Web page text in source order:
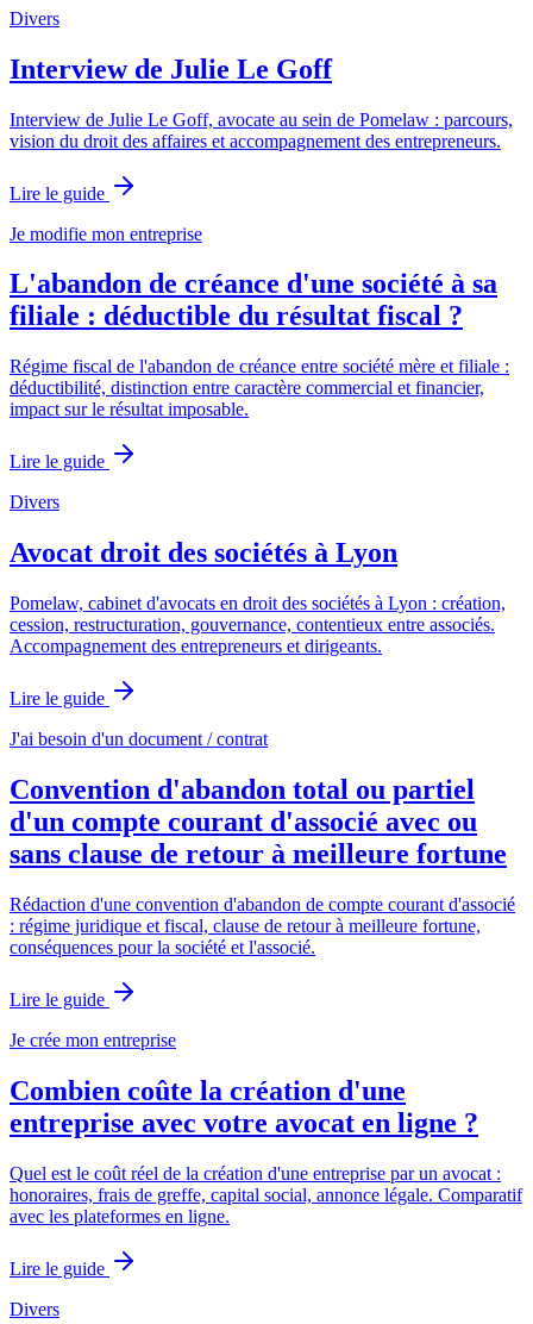
Divers
Interview de Julie Le Goff
Interview de Julie Le Goff, avocate au sein de Pomelaw : parcours,
vision du droit des affaires et accompagnement des entrepreneurs.
Lire le guide
Je modifie mon entreprise
L'abandon de créance d'une société à sa
filiale : déductible du résultat fiscal ?
Régime fiscal de l'abandon de créance entre société mère et filiale :
déductibilité, distinction entre caractère commercial et financier,
impact sur le résultat imposable.
Lire le guide
Divers
Avocat droit des sociétés à Lyon
Pomelaw, cabinet d'avocats en droit des sociétés à Lyon : création,
cession, restructuration, gouvernance, contentieux entre associés.
Accompagnement des entrepreneurs et dirigeants.
Lire le guide
J'ai besoin d'un document / contrat
Convention d'abandon total ou partiel
d'un compte courant d'associé avec ou
sans clause de retour à meilleure fortune
Rédaction d'une convention d'abandon de compte courant d'associé
: régime juridique et fiscal, clause de retour à meilleure fortune,
conséquences pour la société et l'associé.
Lire le guide
Je crée mon entreprise
Combien coûte la création d'une
entreprise avec votre avocat en ligne ?
Quel est le coût réel de la création d'une entreprise par un avocat :
honoraires, frais de greffe, capital social, annonce légale. Comparatif
avec les plateformes en ligne.
Lire le guide
Divers